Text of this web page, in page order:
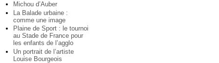
Michou d’Auber
La Balade urbaine :
comme une image
Plaine de Sport : le tournoi
au Stade de France pour
les enfants de l’agglo
Un portrait de l’artiste
Louise Bourgeois